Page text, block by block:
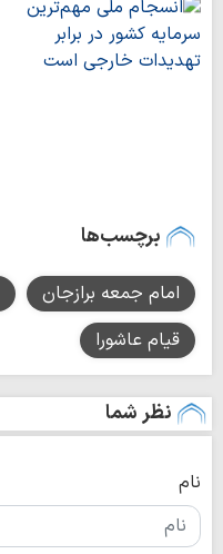
برچسب‌ها
امام جمعه برازجان
قیام عاشورا
نظر شما
نام